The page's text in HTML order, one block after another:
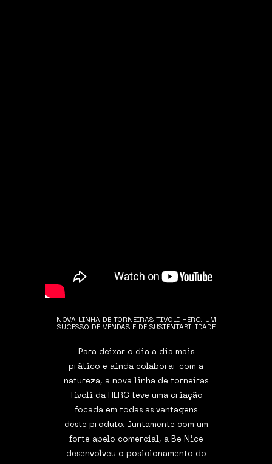
NOVA LINHA DE TORNEIRAS TIVOLI HERC. UM
SUCESSO DE VENDAS E DE SUSTENTABILIDADE
Para deixar o dia a dia mais
prático e ainda colaborar com a
natureza, a nova linha de torneiras
Tivoli da HERC teve uma criação
focada em todas as vantagens
deste produto. Juntamente com um
forte apelo comercial, a Be Nice
desenvolveu o posicionamento do